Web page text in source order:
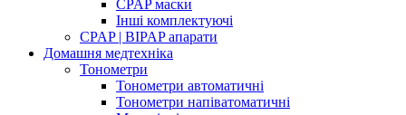
CPAP маски
Інші комплектуючі
CPAP | BIPAP апарати
Домашня медтехніка
Тонометри
Тонометри автоматичні
Тонометри напіватоматичні